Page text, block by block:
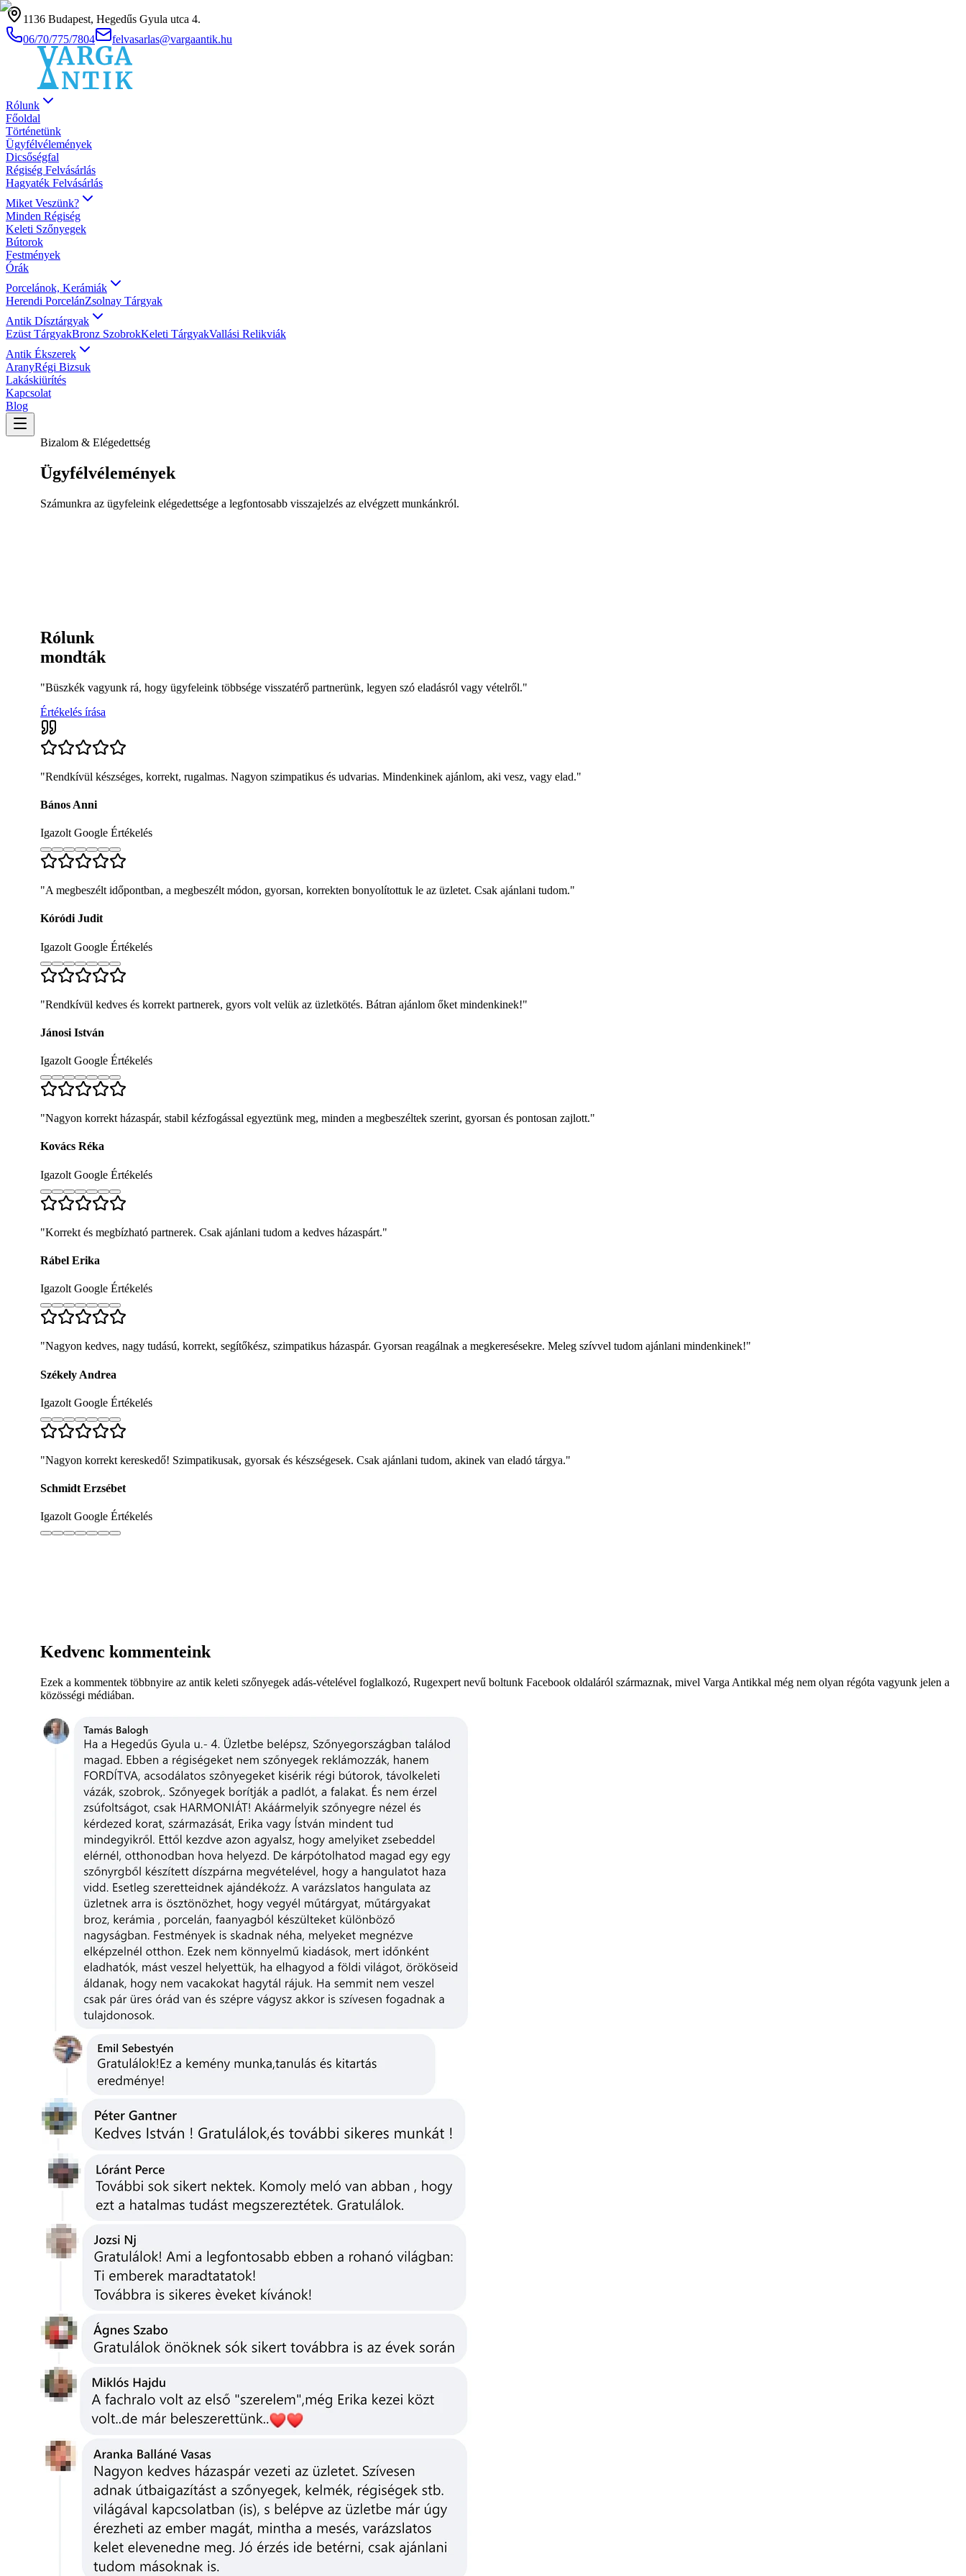
1136 Budapest, Hegedűs Gyula utca 4.
06/70/775/7804
felvasarlas@vargaantik.hu
Rólunk
Főoldal
Történetünk
Ügyfélvélemények
Dicsőségfal
Régiség Felvásárlás
Hagyaték Felvásárlás
Miket Veszünk?
Minden Régiség
Keleti Szőnyegek
Bútorok
Festmények
Órák
Porcelánok, Kerámiák
Herendi PorcelánZsolnay Tárgyak
Antik Dísztárgyak
Ezüst TárgyakBronz SzobrokKeleti TárgyakVallási Relikviák
Antik Ékszerek
AranyRégi Bizsuk
Lakáskiürítés
Kapcsolat
Blog
Bizalom & Elégedettség
Ügyfélvélemények
Számunkra az ügyfeleink elégedettsége a legfontosabb visszajelzés az elvégzett munkánkról.
Rólunk
mondták
"Büszkék vagyunk rá, hogy ügyfeleink többsége visszatérő partnerünk, legyen szó eladásról vagy vételről."
Értékelés írása
"Rendkívül készséges, korrekt, rugalmas. Nagyon szimpatikus és udvarias. Mindenkinek ajánlom, aki vesz, vagy elad."
Bános Anni
Igazolt Google Értékelés
"A megbeszélt időpontban, a megbeszélt módon, gyorsan, korrekten bonyolítottuk le az üzletet. Csak ajánlani tudom."
Kóródi Judit
Igazolt Google Értékelés
"Rendkívül kedves és korrekt partnerek, gyors volt velük az üzletkötés. Bátran ajánlom őket mindenkinek!"
Jánosi István
Igazolt Google Értékelés
"Nagyon korrekt házaspár, stabil kézfogással egyeztünk meg, minden a megbeszéltek szerint, gyorsan és pontosan zajlott."
Kovács Réka
Igazolt Google Értékelés
"Korrekt és megbízható partnerek. Csak ajánlani tudom a kedves házaspárt."
Rábel Erika
Igazolt Google Értékelés
"Nagyon kedves, nagy tudású, korrekt, segítőkész, szimpatikus házaspár. Gyorsan reagálnak a megkeresésekre. Meleg szívvel tudom ajánlani mindenkinek!"
Székely Andrea
Igazolt Google Értékelés
"Nagyon korrekt kereskedő! Szimpatikusak, gyorsak és készségesek. Csak ajánlani tudom, akinek van eladó tárgya."
Schmidt Erzsébet
Igazolt Google Értékelés
Kedvenc kommenteink
Ezek a kommentek többnyire az antik keleti szőnyegek adás-vételével foglalkozó, Rugexpert nevű boltunk Facebook oldaláról származnak, mivel Varga Antikkal még nem olyan régóta vagyunk jelen a
közösségi médiában.